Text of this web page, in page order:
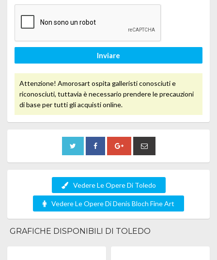
Inviare
Attenzione! Amorosart ospita galleristi conosciuti e
riconosciuti, tuttavia è necessario prendere le precauzioni
di base per tutti gli acquisti online.
Vedere Le Opere Di Toledo
Vedere Le Opere Di Denis Bloch Fine Art
GRAFICHE DISPONIBILI DI TOLEDO